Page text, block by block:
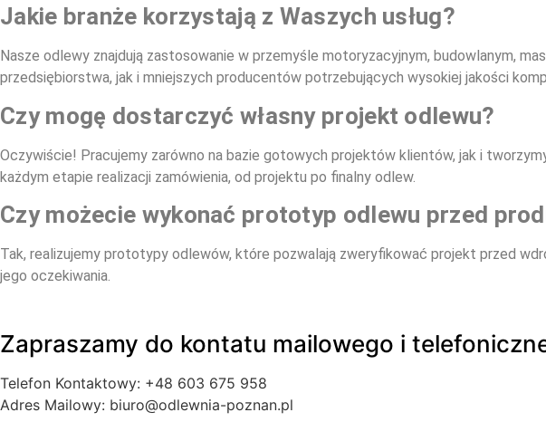
Jakie branże korzystają z Waszych usług?
Nasze odlewy znajdują zastosowanie w przemyśle motoryzacyjnym, budowlanym,
przedsiębiorstwa, jak i mniejszych producentów potrzebujących wysokiej jakości
Czy mogę dostarczyć własny projekt odlewu?
Oczywiście! Pracujemy zarówno na bazie gotowych projektów klientów, jak i
każdym etapie realizacji zamówienia, od projektu po finalny odlew.
Czy możecie wykonać prototyp odlewu przed
Tak, realizujemy prototypy odlewów, które pozwalają zweryfikować projekt przed
jego oczekiwania.
Zapraszamy do kontatu mailowego i
Telefon Kontaktowy: +48 603 675 958
Adres Mailowy: biuro@odlewnia-poznan.pl